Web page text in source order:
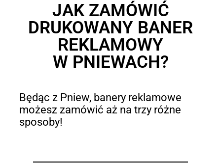
JAK ZAMÓWIĆ
DRUKOWANY BANER
REKLAMOWY
W PNIEWACH?
Będąc z Pniew, banery reklamowe
możesz zamówić aż na trzy różne
sposoby!